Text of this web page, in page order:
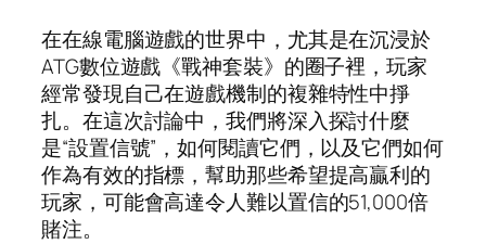
在在線電腦遊戲的世界中，尤其是在沉浸於
ATG數位遊戲《戰神套裝》的圈子裡，玩家
經常發現自己在遊戲機制的複雜特性中掙
扎。在這次討論中，我們將深入探討什麼
是“設置信號”，如何閱讀它們，以及它們如何
作為有效的指標，幫助那些希望提高贏利的
玩家，可能會高達令人難以置信的51,000倍
賭注。